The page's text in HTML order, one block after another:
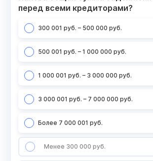
перед всеми кредиторами?
300 001 руб. – 500 000 руб.
500 001 руб. – 1 000 000 руб.
1 000 001 руб. – 3 000 000 руб.
3 000 001 руб. – 7 000 000 руб.
Более 7 000 001 руб.
Менее 300 000 руб.